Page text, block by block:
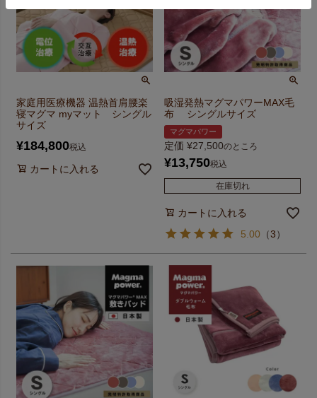
家庭用医療機器 温熱首肩腰楽
寝マグマ myマット シングル
サイズ
¥184,800税込
カートに入れる
吸湿発熱マグマパワーMAX毛
布 シングルサイズ
マグマパワー
定価 ¥27,500のところ
¥13,750税込
在庫切れ
カートに入れる
5.00 （3）